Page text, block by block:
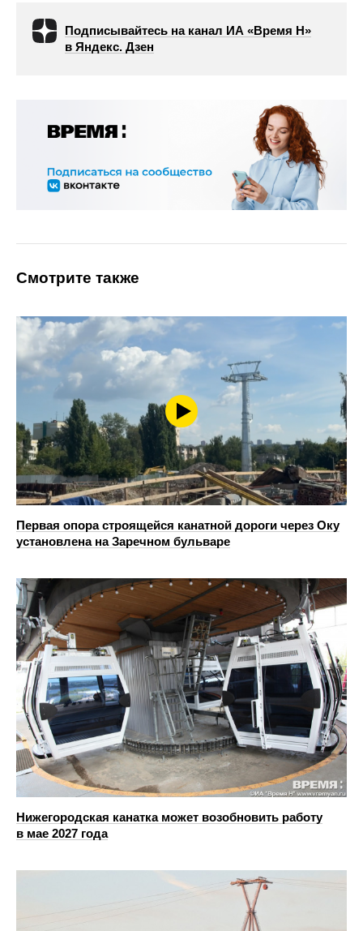
Подписывайтесь на канал ИА «Время Н»
в Яндекс. Дзен
Смотрите также
Первая опора строящейся канатной дороги через Оку
установлена на Заречном бульваре
Нижегородская канатка может возобновить работу
в мае 2027 года